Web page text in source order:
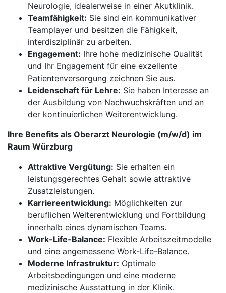
Neurologie, idealerweise in einer Akutklinik.
Teamfähigkeit: Sie sind ein kommunikativer
Teamplayer und besitzen die Fähigkeit,
interdisziplinär zu arbeiten.
Engagement: Ihre hohe medizinische Qualität
und Ihr Engagement für eine exzellente
Patientenversorgung zeichnen Sie aus.
Leidenschaft für Lehre: Sie haben Interesse an
der Ausbildung von Nachwuchskräften und an
der kontinuierlichen Weiterentwicklung.
Ihre Benefits als Oberarzt Neurologie (m/w/d) im
Raum Würzburg
Attraktive Vergütung: Sie erhalten ein
leistungsgerechtes Gehalt sowie attraktive
Zusatzleistungen.
Karriereentwicklung: Möglichkeiten zur
beruflichen Weiterentwicklung und Fortbildung
innerhalb eines dynamischen Teams.
Work-Life-Balance: Flexible Arbeitszeitmodelle
und eine angemessene Work-Life-Balance.
Moderne Infrastruktur: Optimale
Arbeitsbedingungen und eine moderne
medizinische Ausstattung in der Klinik.